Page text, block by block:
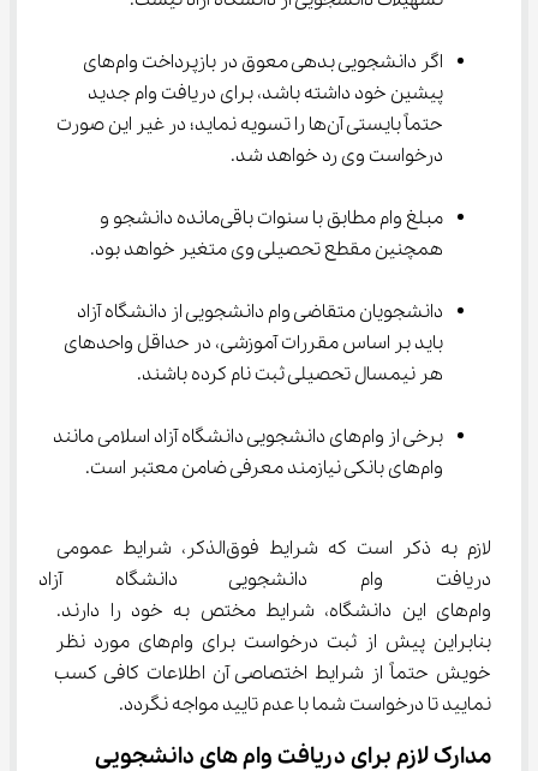
اگر دانشجویی بدهی معوق در بازپرداخت وام‌های
پیشین خود داشته باشد، برای دریافت وام جدید
حتماً بایستی آن‌ها را تسویه نماید؛ در غیر این صورت
درخواست وی رد خواهد شد.
مبلغ وام مطابق با سنوات باقی‌مانده دانشجو و
همچنین مقطع تحصیلی وی متغیر خواهد بود.
دانشجویان متقاضی وام دانشجویی از دانشگاه آزاد
باید بر اساس مقررات آموزشی، در حداقل واحدهای
هر نیمسال تحصیلی ثبت نام کرده باشند.
برخی از وام‌های دانشجویی دانشگاه آزاد اسلامی مانند
وام‌های بانکی نیازمند معرفی ضامن معتبر است.
لازم به ذکر است که شرایط فوق‌الذکر، شرایط عمومی
دریافت وام دانشجویی
وام‌های این دانشگاه، شرایط مختص به خود را دارند.
بنابراین پیش از ثبت درخواست برای وام‌های مورد نظر
خویش حتماً از شرایط اختصاصی آن اطلاعات کافی کسب
نمایید تا درخواست شما با عدم تایید مواجه نگردد.
مدارک لازم برای دریافت وام های دانشجویی